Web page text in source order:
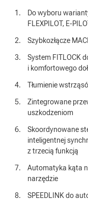
Do wyboru
FLEXPILOT, E-
Szybkozłącze
System FITLOCK
i komfortowego
Tłumienie
Zintegrowane
uszkodzeniom
Skoordynowane
inteligentnej
z trzecią funkcją
Automatyka kąta
narzędzie
SPEEDLINK do